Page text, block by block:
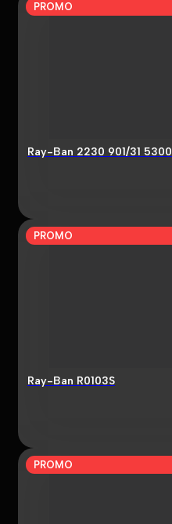
PROMO
Ray-Ban 2230 901/31 5300
PROMO
Ray-Ban R0103S
PROMO